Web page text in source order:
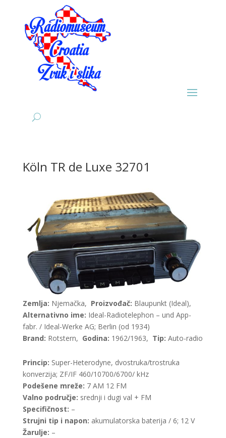
Köln TR de Luxe 32701
Zemlja: Njemačka, Proizvođač: Blaupunkt (Ideal),
Alternativno ime: Ideal-Radiotelephon – und App-
fabr. / Ideal-Werke AG; Berlin (od 1934)
Brand: Rotstern, Godina: 1962/1963, Tip: Auto-radio
Princip: Super-Heterodyne, dvostruka/trostruka
konverzija; ZF/IF 460/10700/6700/ kHz
Podešene mreže: 7 AM 12 FM
Valno područje: srednji i dugi val + FM
Specifičnost: –
Strujni tip i napon: akumulatorska baterija / 6; 12 V
Žarulje: –